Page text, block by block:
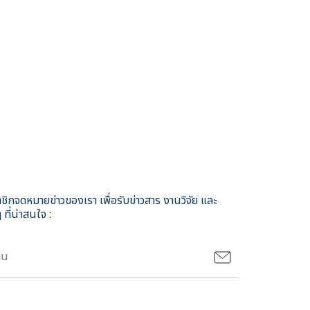
จดหมายข่าวของเรา เพื่อรับข่าวสาร งานวิจัย และ
น่าสนใจ :